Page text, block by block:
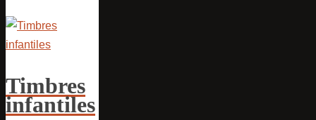
Timbres
infantiles